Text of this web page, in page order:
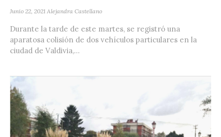
Junio 22, 2021 Alejandra Castellano
Durante la tarde de este martes, se registró una
aparatosa colisión de dos vehículos particulares en la
ciudad de Valdivia,...